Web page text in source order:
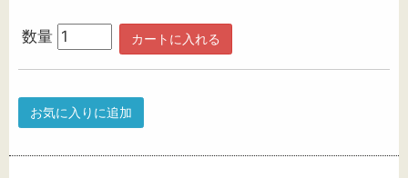
数量 カートに入れる
お気に入りに追加